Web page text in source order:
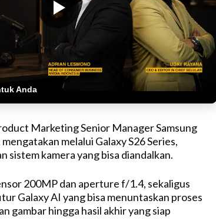
Anda
Marketing Senior Manager Samsung
melalui Galaxy S26 Series,
sistem kamera yang bisa diandalkan.
200MP dan aperture f/1.4, sekaligus
Galaxy AI yang bisa menuntaskan proses
gambar hingga hasil akhir yang siap